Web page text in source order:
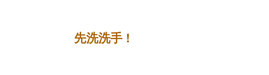
先洗洗手 !